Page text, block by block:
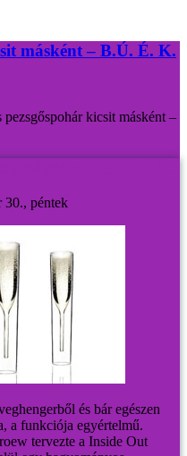
másként – B.Ú. É. K.
pezsgőspohár kicsit másként –
30., péntek
és bár egészen
a funkciója egyértelmű.
tervezte a Inside Out